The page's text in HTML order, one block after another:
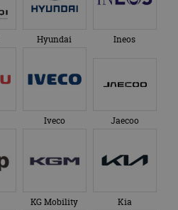
Hyundai Ineos
Iveco Jaecoo
KG Mobility Kia